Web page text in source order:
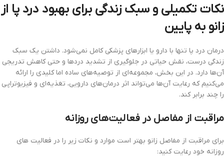
نکات تکمیلی و سبک زندگی برای بهبود درد پا از
زانو به پایین
درمان درد پا تنها با دارو یا ابزارهای پزشکی کامل نمی‌شود. داشتن یک سبک
زندگی درست، نقش حیاتی در جلوگیری از تشدید دردها و حتی کاهش تدریجی
آن‌ها دارد. در این بخش، مجموعه‌ای از توصیه‌های ساده اما کلیدی را ارائه
می‌کنیم که رعایت آن‌ها می‌تواند اثر درمان‌های دارویی، تغذیه‌ای و فیزیوتراپی
را چند برابر کند.
مراقبت از مفاصل در فعالیت‌های روزانه
برای مراقبت از مفاصل زانو بهتر است موارد و نکات زیر را در فعالیت های
روزانه خود رعایت کنید: